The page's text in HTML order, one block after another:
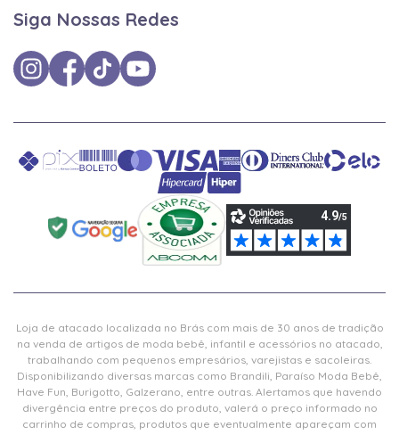
Siga Nossas Redes
Loja de atacado localizada no Brás com mais de 30 anos de tradição
na venda de artigos de moda bebê, infantil e acessórios no atacado,
trabalhando com pequenos empresários, varejistas e sacoleiras.
Disponibilizando diversas marcas como Brandili, Paraíso Moda Bebê,
Have Fun, Burigotto, Galzerano, entre outras. Alertamos que havendo
divergência entre preços do produto, valerá o preço informado no
carrinho de compras, produtos que eventualmente apareçam com